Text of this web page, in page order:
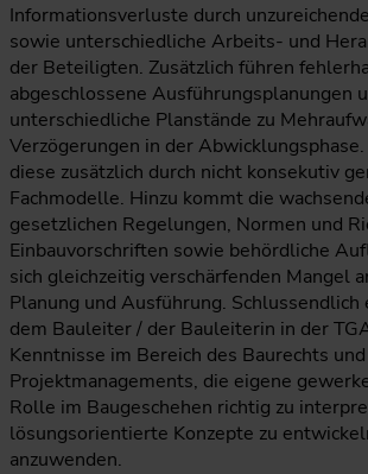
Informationsverluste durch
sowie unterschiedliche Arbeits- und
der Beteiligten. Zusätzlich führen
abgeschlossene Ausführungsplanungen
unterschiedliche Planstände zu
Verzögerungen in der
diese zusätzlich durch nicht konsekutiv
Fachmodelle. Hinzu kommt die
gesetzlichen Regelungen, Normen und
Einbauvorschriften sowie behördliche
sich gleichzeitig verschärfenden Mangel
Planung und Ausführung. Schlussendlich
dem Bauleiter / der Bauleiterin in der
Kenntnisse im Bereich des Baurechts
Projektmanagements, die eigene
Rolle im Baugeschehen richtig zu
lösungsorientierte Konzepte zu
anzuwenden.